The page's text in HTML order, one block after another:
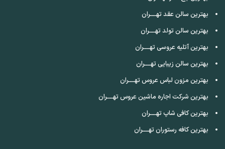
بهترین سالن عقد تهــــران
بهترین سالن تولد تهــــران
بهترین آتلیه عروسی تهــــران
بهترین سالن زیبایی تهــــران
بهترین مزون لباس عروس تهــــران
بهترین شرکت اجاره ماشین عروس تهــــران
بهترین کافی شاپ تهــــران
بهترین کافه رستوران تهــــران